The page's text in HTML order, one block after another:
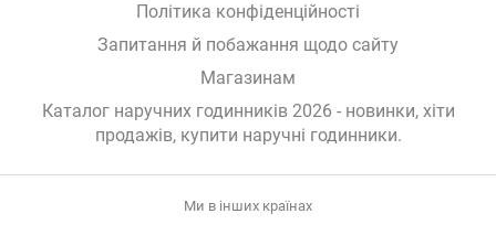
Політика конфіденційності
Запитання й побажання щодо сайту
Магазинам
Каталог наручних годинників 2026 - новинки, хіти
продажів, купити наручні годинники.
Ми в інших країнах